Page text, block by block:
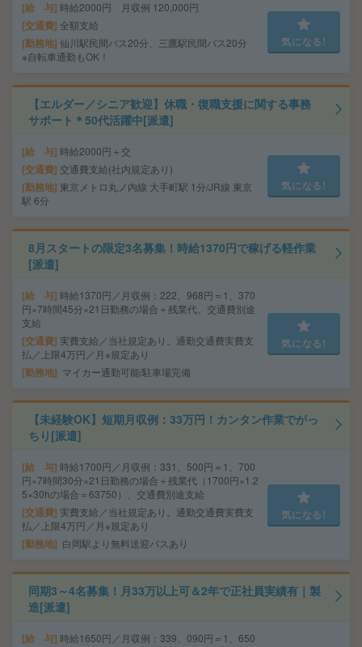
給 与 時給2000円 月収例 120,000円
交通費 全額支給
勤務地 仙川駅民間バス20分、三鷹駅民間バス20分
※自転車通勤もOK！
気になる!
【エルダー／シニア歓迎】休職・復職支援に関する事務
サポート＊50代活躍中[派遣]
給 与 時給2000円＋交
交通費 交通費支給(社内規定あり)
勤務地 東京メトロ丸ノ内線 大手町駅 1分/JR線 東京
駅 6分
気になる!
8月スタートの限定3名募集！時給1370円で稼げる軽作業
[派遣]
給 与 時給1370円／月収例：222、968円＝1、370
円×7時間45分×21日勤務の場合＋残業代、交通費別途
支給
交通費 実費支給／当社規定あり。通勤交通費実費支
払／上限4万円／月※規定あり
勤務地 マイカー通勤可能/駐車場完備
気になる!
【未経験OK】短期月収例：33万円！カンタン作業でがっ
ちり[派遣]
給 与 時給1700円／月収例：331、500円＝1、700
円×7時間30分×21日勤務の場合＋残業代（1700円×1.2
5×30hの場合＝63750）、交通費別途支給
交通費 実費支給／当社規定あり。通勤交通費実費支
払／上限4万円／月※規定あり
勤務地 白岡駅より無料送迎バスあり
気になる!
同期3～4名募集！月33万以上可＆2年で正社員実績有｜製
造[派遣]
給 与 時給1650円／月収例：339、090円＝1、650